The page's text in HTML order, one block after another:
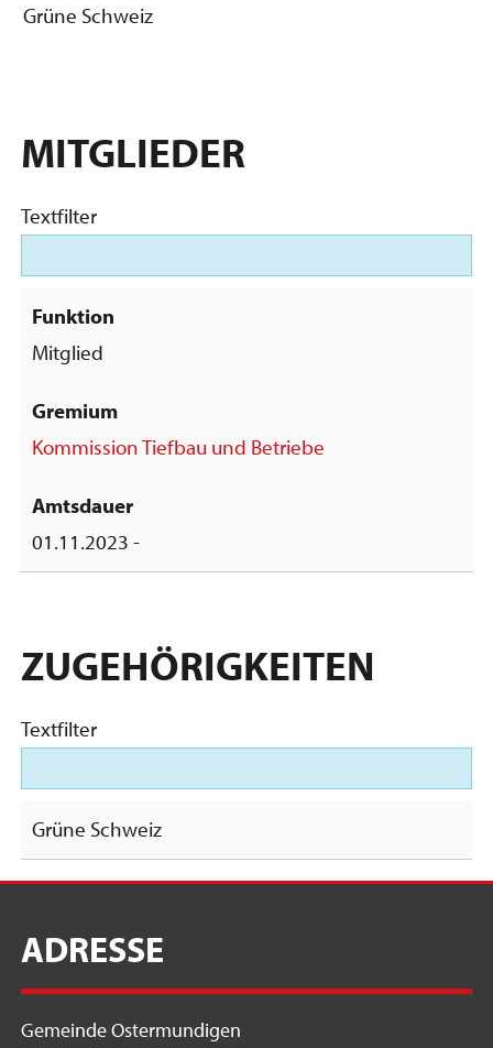
Grüne Schweiz
MITGLIEDER
Textfilter
Mitglied
Kommission Tiefbau und Betriebe
01.11.2023 -
ZUGEHÖRIGKEITEN
Textfilter
Grüne Schweiz
ADRESSE
Gemeinde Ostermundigen